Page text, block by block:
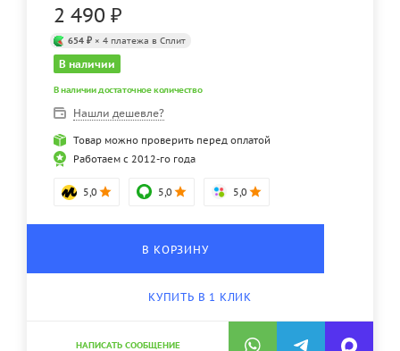
2 490 ₽
654 ₽ × 4 платежа в Сплит
В наличии
В наличии достаточное количество
Нашли дешевле?
Товар можно проверить перед оплатой
Работаем с 2012-го года
5,0 5,0 5,0
В КОРЗИНУ
КУПИТЬ В 1 КЛИК
НАПИСАТЬ СООБЩЕНИЕ